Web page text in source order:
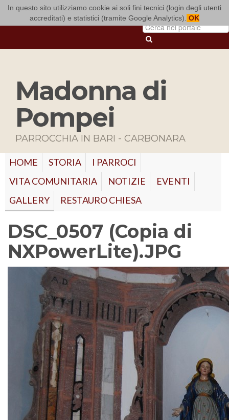
In questo sito utilizziamo cookie ai soli fini tecnici (login degli utenti
accreditati) e statistici (tramite Google Analytics). OK
ARCIDIOCESI DI BARI-BITONTO
Madonna di
Pompei
PARROCCHIA IN BARI - CARBONARA
HOME STORIA
I PARROCI
VITA COMUNITARIA
NOTIZIE
EVENTI
GALLERY
RESTAURO CHIESA
DSC_0507 (Copia di
NXPowerLite).JPG